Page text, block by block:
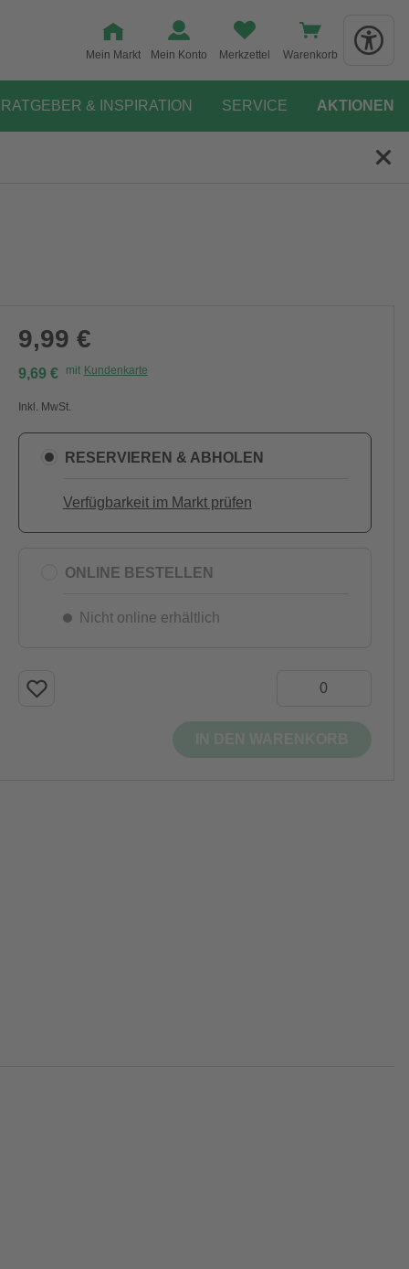
Mein Markt Mein Konto Merkzettel Warenkorb
RATGEBER & INSPIRATION SERVICE AKTIONEN
9,99 €
9,69 € mit Kundenkarte
Inkl. MwSt.
RESERVIEREN & ABHOLEN
Verfügbarkeit im Markt prüfen
ONLINE BESTELLEN
Nicht online erhältlich